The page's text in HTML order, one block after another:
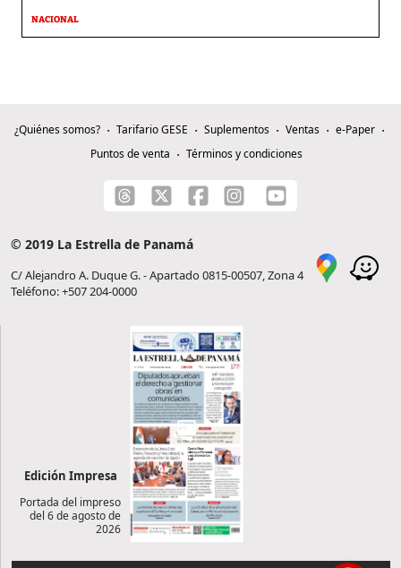
NACIONAL
¿Quiénes somos? Tarifario GESE Suplementos Ventas
e-Paper
Puntos de venta
Términos y condiciones
© 2019 La Estrella de Panamá
C/ Alejandro A. Duque G. - Apartado 0815-00507, Zona 4
Teléfono: +507 204-0000
Edición Impresa
Portada del impreso
del 6 de agosto de
2026